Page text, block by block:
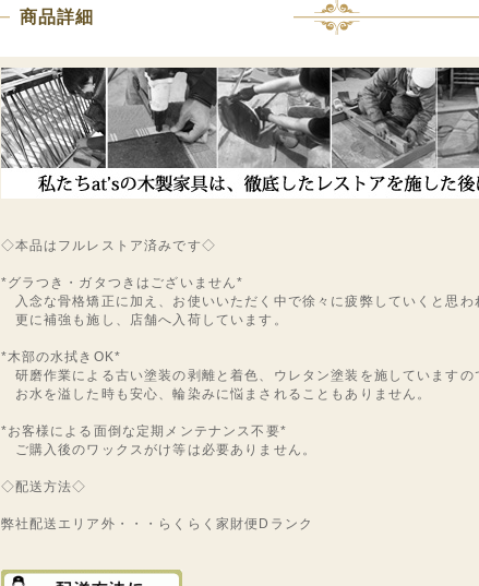
商品詳細
◇本品はフルレストア済みです◇
*グラつき・ガタつきはございません*
入念な骨格矯正に加え、お使いいただく中で徐々に疲弊していくと思わ
更に補強も施し、店舗へ入荷しています。
*木部の水拭きOK*
研磨作業による古い塗装の剥離と着色、ウレタン塗装を施していますの
お水を溢した時も安心、輪染みに悩まされることもありません。
*お客様による面倒な定期メンテナンス不要*
ご購入後のワックスがけ等は必要ありません。
◇配送方法◇
弊社配送エリア外・・・らくらく家財便Dランク